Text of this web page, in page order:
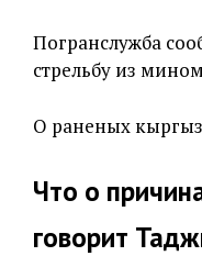
Погранслужба
стрельбу из
О раненых
Что о
говорит